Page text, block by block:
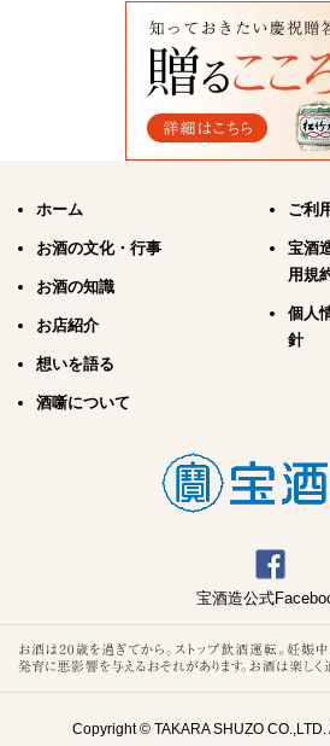
ホーム
お酒の文化・行事
お酒の知識
お店紹介
想いを語る
酒噺について
ご利
宝酒
用規
個人
針
宝酒造公式
Copyright © TAKARA SHUZO